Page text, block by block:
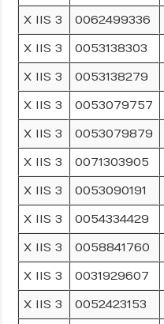
X IIS 3
0062499336
X IIS 3
0053138303
X IIS 3
0053138279
X IIS 3
0053079757
X IIS 3
0053079879
X IIS 3
0071303905
X IIS 3
0053090191
X IIS 3
0054334429
X IIS 3
0058841760
X IIS 3
0031929607
X IIS 3
0052423153